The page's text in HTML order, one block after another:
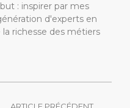
: inspirer par mes
d'experts en
richesse des métiers
ARTICLE PRÉCÉDENT